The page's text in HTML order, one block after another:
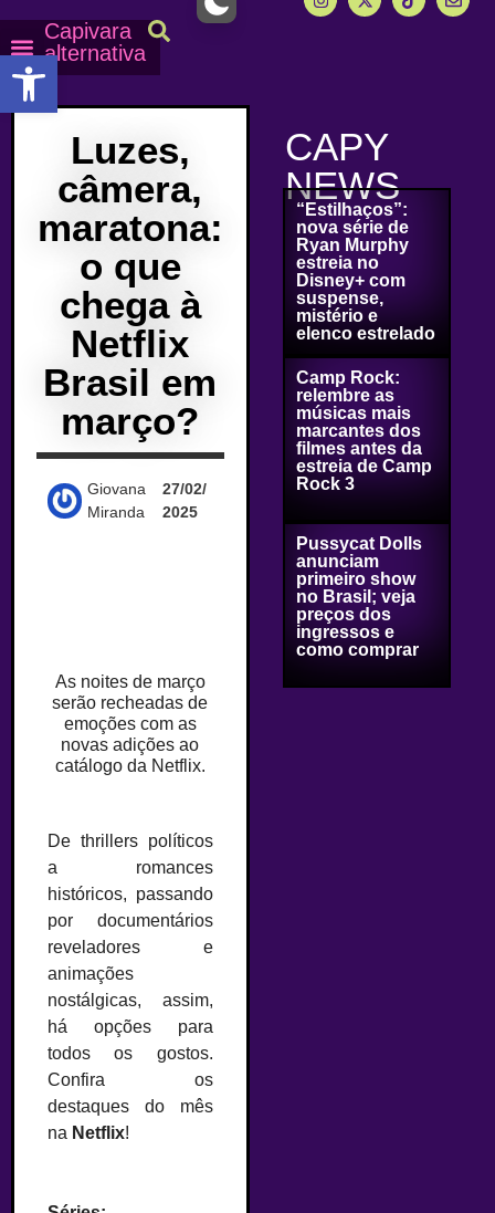
Capivara
alternativa
Luzes,
câmera,
maratona:
o que
chega à
Netflix
Brasil em
março?
Giovana
Miranda
27/02/
2025
As noites de março
serão recheadas de
emoções com as
novas adições ao
catálogo da Netflix.
De thrillers políticos
a romances
históricos, passando
por documentários
reveladores e
animações
nostálgicas, assim,
há opções para
todos os gostos.
Confira os
destaques do mês
na Netflix!
CAPY
NEWS
“Estilhaços”:
nova série de
Ryan Murphy
estreia no
Disney+ com
suspense,
mistério e
elenco estrelado
Camp Rock:
relembre as
músicas mais
marcantes dos
filmes antes da
estreia de Camp
Rock 3
Pussycat Dolls
anunciam
primeiro show
no Brasil; veja
preços dos
ingressos e
como comprar
Abrir a barra de ferramentas